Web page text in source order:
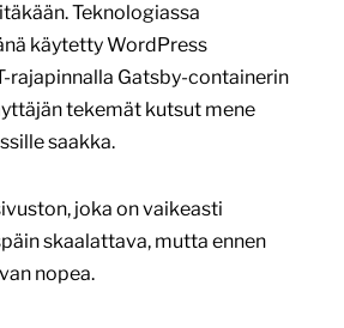
Teknologiassa
käytetty WordPress
rajapinnalla Gatsby-containerin
tekemät kutsut mene
saakka.
joka on vaikeasti
skaalattava, mutta ennen
nopea.